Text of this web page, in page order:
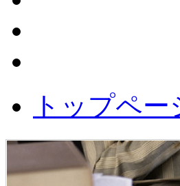
トップペー